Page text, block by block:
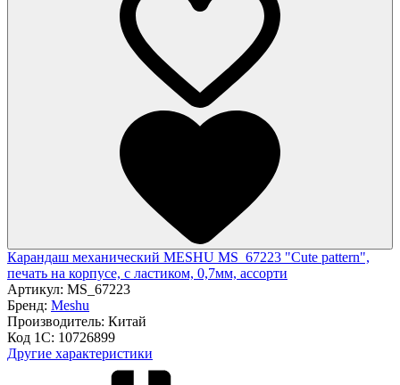
Карандаш механический MESHU MS_67223 "Cute pattern",
печать на корпусе, с ластиком, 0,7мм, ассорти
Артикул: MS_67223
Бренд: Meshu
Производитель: Китай
Код 1С: 10726899
Другие характеристики